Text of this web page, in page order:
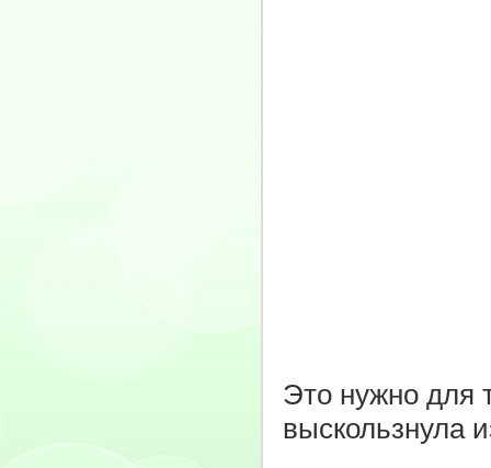
Это нужно для
выскользнула